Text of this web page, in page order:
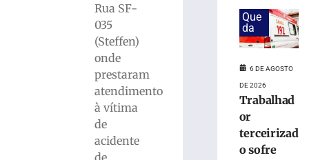
Rua SF-
035
(Steffen)
onde
prestaram
atendimento
à vítima
de
acidente
Centro
Administrativo
Havan
Brusque
Que
da
6 DE AGOSTO
DE 2026
Trabalhad
or
terceirizad
o sofre